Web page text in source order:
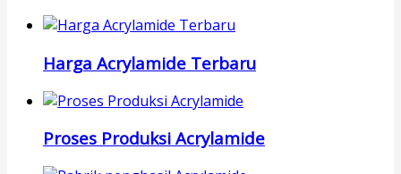
Harga Acrylamide Terbaru
Proses Produksi Acrylamide